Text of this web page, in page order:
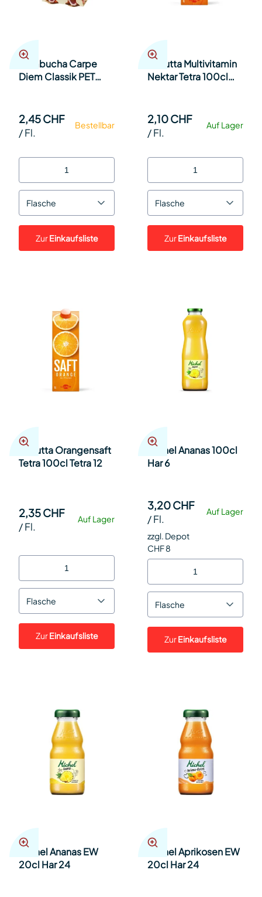
Kombucha Carpe
Diem Classik PET
Bestellbar
2,45 CHF
/Fl.
Flasche
ZurEinkaufsliste
Lufrutta Multivitamin
Nektar Tetra 100cl
Auf Lager
2,10 CHF
/Fl.
Flasche
ZurEinkaufsliste
Lufrutta Orangensaft
Tetra 100cl Tetra 12
Auf Lager
2,35 CHF
/Fl.
Flasche
ZurEinkaufsliste
Michel Ananas 100cl
Har 6
Auf Lager
3,20 CHF
/Fl.
zzgl. Depot
CHF 8
Flasche
ZurEinkaufsliste
Michel Ananas EW
20cl Har 24
Michel Aprikosen EW
20cl Har 24